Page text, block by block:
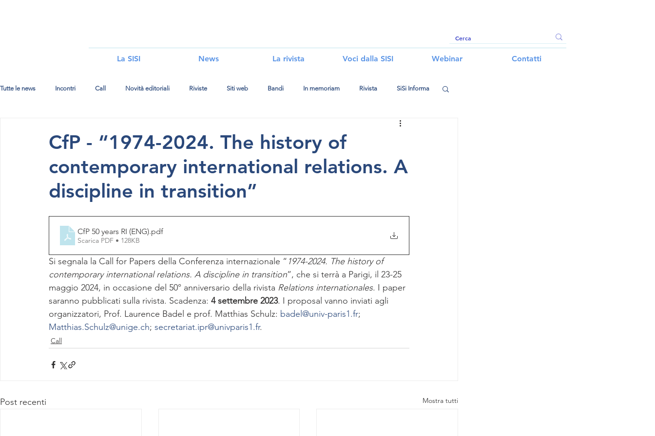
i i
La SISI News La rivista Voci dalla SISI Webinar Contatti
Tutte le news Incontri Call Novità editoriali Riviste Siti web Bandi In memoriam Rivista SiSi Informa
CfP - “1974-2024. The history of
contemporary international relations. A
discipline in transition”
CfP 50 years RI (ENG).pdf
Scarica PDF • 128KB
Si segnala la Call for Papers della Conferenza internazionale “ 1974-2024. The history of
contemporary international relations. A discipline in transition”, che si terrà a Parigi, il 23-25
maggio 2024, in occasione del 50° anniversario della rivista Relations internationales. I paper
saranno pubblicati sulla rivista. Scadenza: 4 settembre 2023. I proposal vanno inviati agli
organizzatori, Prof. Laurence Badel e prof. Matthias Schulz: badel@univ-paris1.fr;
Matthias.Schulz@unige.ch; secretariat.ipr@univparis1.fr.
Call
Post recenti Mostra tutti